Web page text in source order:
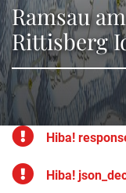
Ramsau
Rittisberg
Hiba!
Hiba!